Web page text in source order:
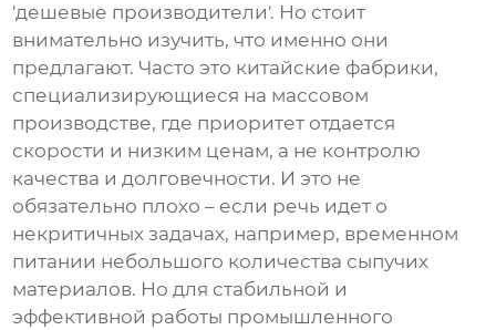
'дешевые производители'. Но стоит
внимательно изучить, что именно они
предлагают. Часто это китайские фабрики,
специализирующиеся на массовом
производстве, где приоритет отдается
скорости и низким ценам, а не контролю
качества и долговечности. И это не
обязательно плохо – если речь идет о
некритичных задачах, например, временном
питании небольшого количества сыпучих
материалов. Но для стабильной и
эффективной работы промышленного